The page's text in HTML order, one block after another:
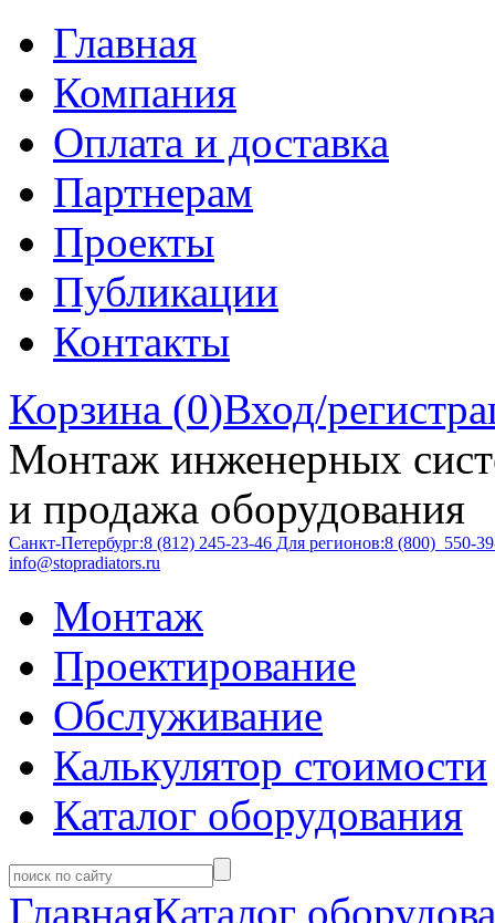
Главная
Компания
Оплата и доставка
Партнерам
Проекты
Публикации
Контакты
Корзина (0)Вход/
Монтаж инженерных
и продажа оборудования
Санкт-Петербург:8 (812) 245-23-46 Для регионов:8 (800) 550-
info@stopradiators.ru
Монтаж
Проектирование
Обслуживание
Калькулятор стоимости
Каталог оборудования
ГлавнаяКаталог